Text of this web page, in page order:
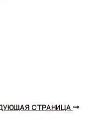
СТРАНИЦА